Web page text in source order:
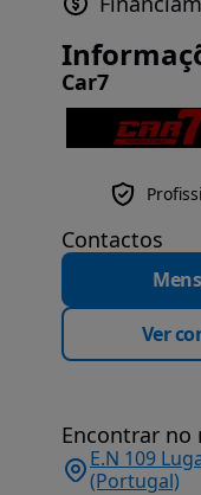
Car7
Contactos
Ver
Encontrar no
E.N 109
(Portugal)